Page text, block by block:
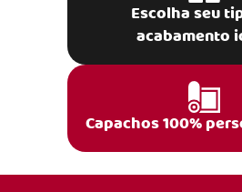
Escolha seu
acabamento
Capachos 100%